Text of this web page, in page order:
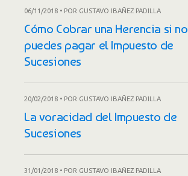
06/11/2018 • POR GUSTAVO IBAÑEZ PADILLA
Cómo Cobrar una Herencia si no
puedes pagar el Impuesto de
Sucesiones
20/02/2018 • POR GUSTAVO IBAÑEZ PADILLA
La voracidad del Impuesto de
Sucesiones
31/01/2018 • POR GUSTAVO IBAÑEZ PADILLA